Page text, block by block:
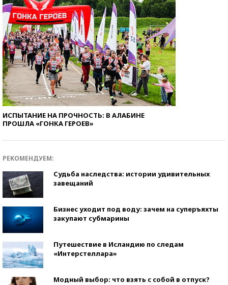
ИСПЫТАНИЕ НА ПРОЧНОСТЬ: В АЛАБИНЕ
ПРОШЛА «ГОНКА ГЕРОЕВ»
РЕКОМЕНДУЕМ:
Судьба наследства: истории удивительных
завещаний
Бизнес уходит под воду: зачем на суперъяхты
закупают субмарины
Путешествие в Исландию по следам
«Интерстеллара»
Модный выбор: что взять с собой в отпуск?